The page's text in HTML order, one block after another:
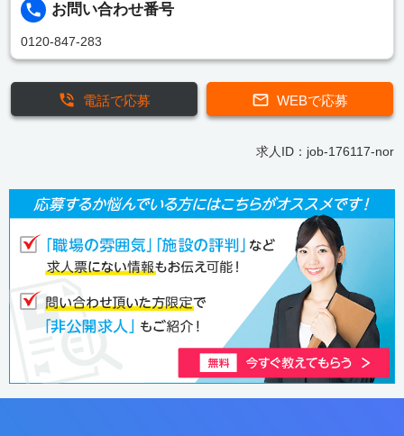
お問い合わせ番号
0120-847-283
WEBで応募
電話で応募
求人ID：job-176117-nor